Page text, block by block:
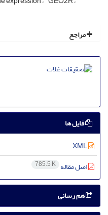
مراجع
فایل ها
اصل مقاله 785.5 K
هم رسانی